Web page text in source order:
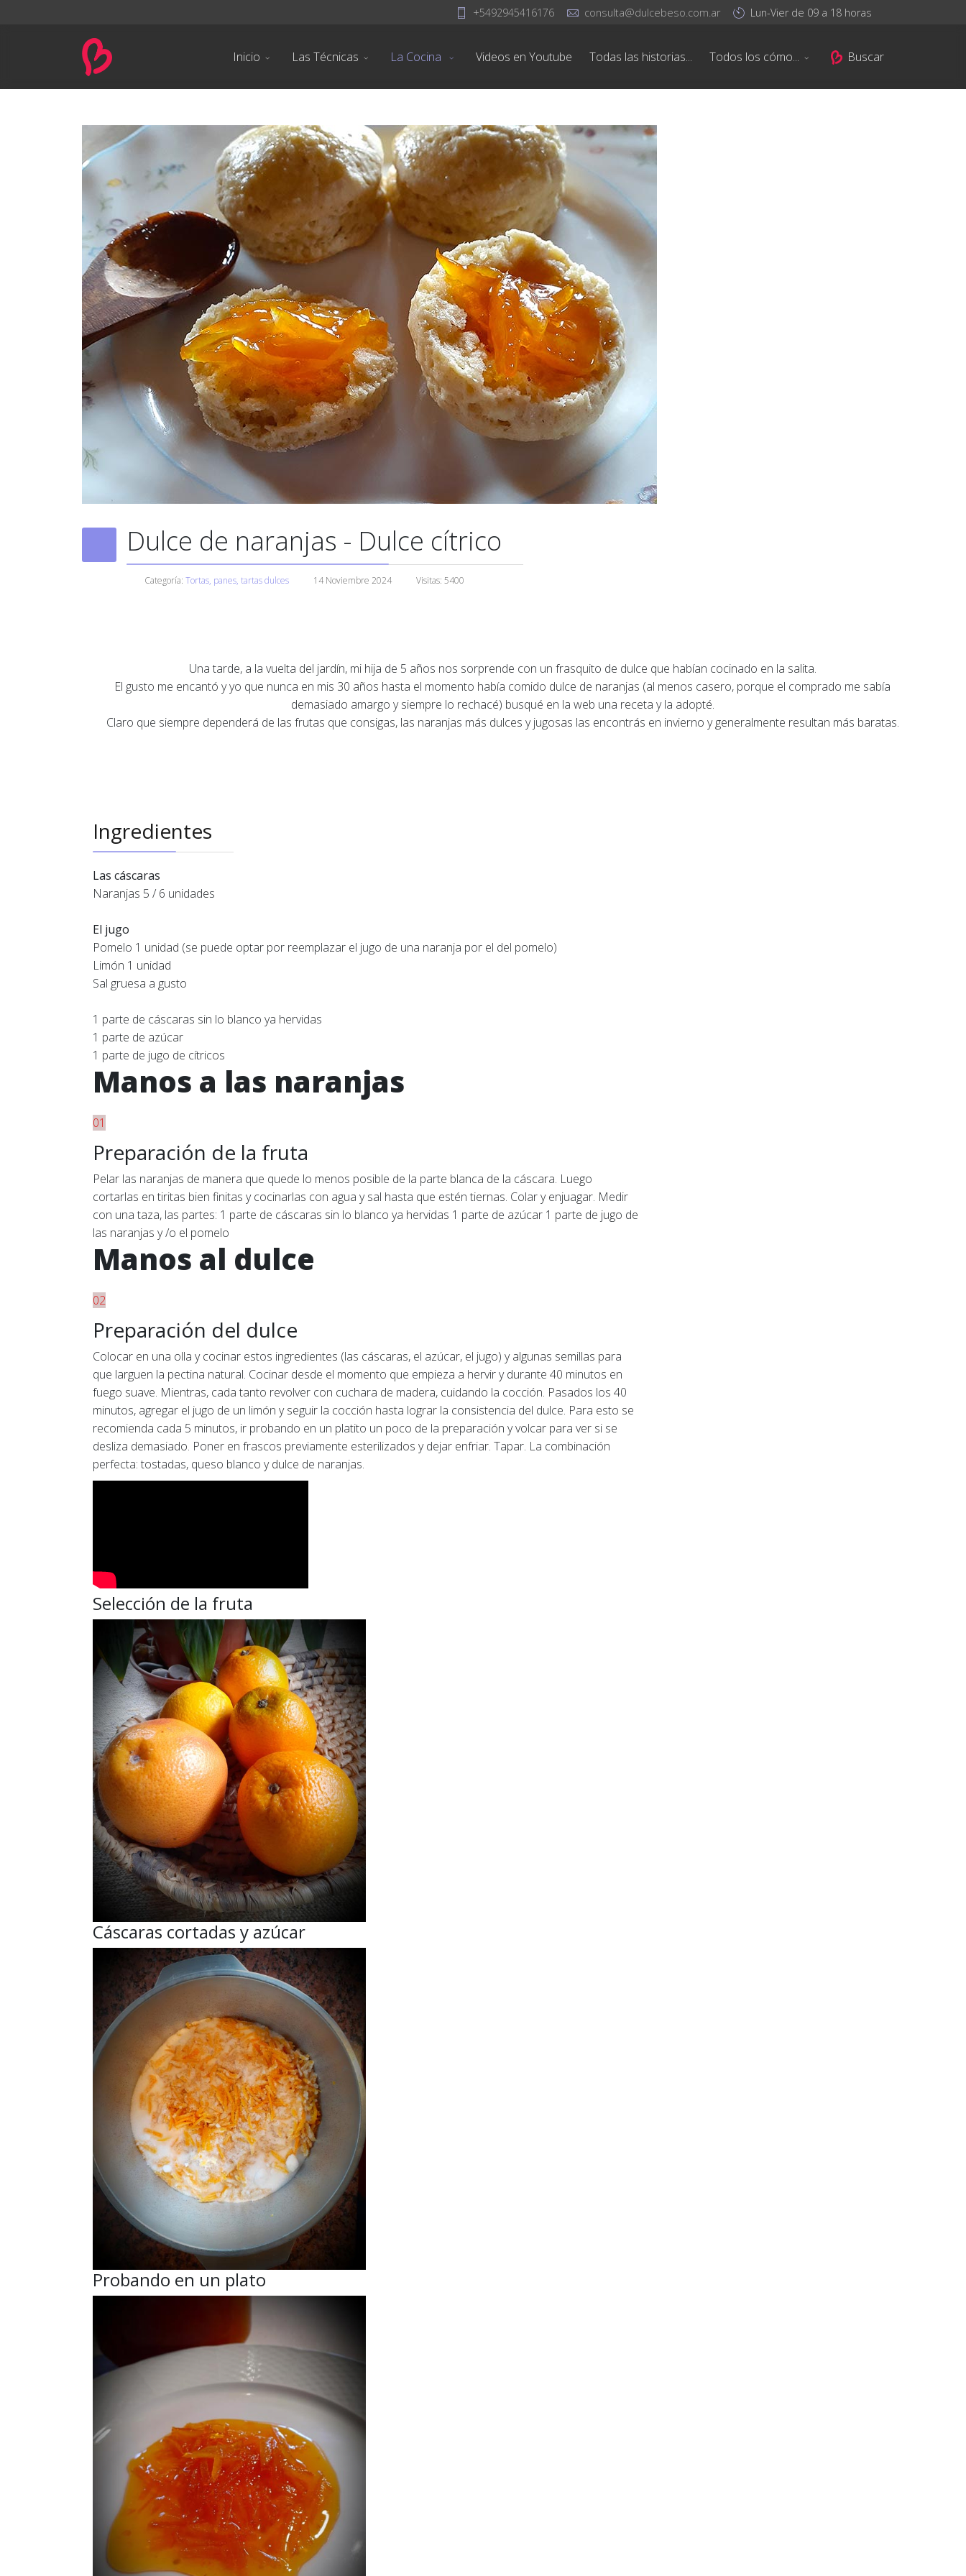
+5492945416176 consulta@dulcebeso.com.ar Lun-Vier de 09 a 18 horas
Inicio Las Técnicas La Cocina Videos en Youtube Todas las historias... Todos los cómo... Buscar
Dulce de naranjas - Dulce cítrico
Categoría: Tortas, panes, tartas dulces 14 Noviembre 2024 Visitas: 5400
Una tarde, a la vuelta del jardín, mi hija de 5 años nos sorprende con un frasquito de dulce que habían cocinado en la salita.
El gusto me encantó y yo que nunca en mis 30 años hasta el momento había comido dulce de naranjas (al menos casero, porque el comprado me sabía
demasiado amargo y siempre lo rechacé) busqué en la web una receta y la adopté.
Claro que siempre dependerá de las frutas que consigas, las naranjas más dulces y jugosas las encontrás en invierno y generalmente resultan más baratas.
Ingredientes
Las cáscaras
Naranjas 5 / 6 unidades
El jugo
Pomelo 1 unidad (se puede optar por reemplazar el jugo de una naranja por el del pomelo)
Limón 1 unidad
Sal gruesa a gusto
1 parte de cáscaras sin lo blanco ya hervidas
1 parte de azúcar
1 parte de jugo de cítricos
Manos a las naranjas
01
Preparación de la fruta
Pelar las naranjas de manera que quede lo menos posible de la parte blanca de la cáscara. Luego
cortarlas en tiritas bien finitas y cocinarlas con agua y sal hasta que estén tiernas. Colar y enjuagar. Medir
con una taza, las partes: 1 parte de cáscaras sin lo blanco ya hervidas 1 parte de azúcar 1 parte de jugo de
las naranjas y /o el pomelo
Manos al dulce
02
Preparación del dulce
Colocar en una olla y cocinar estos ingredientes (las cáscaras, el azúcar, el jugo) y algunas semillas para
que larguen la pectina natural. Cocinar desde el momento que empieza a hervir y durante 40 minutos en
fuego suave. Mientras, cada tanto revolver con cuchara de madera, cuidando la cocción. Pasados los 40
minutos, agregar el jugo de un limón y seguir la cocción hasta lograr la consistencia del dulce. Para esto se
recomienda cada 5 minutos, ir probando en un platito un poco de la preparación y volcar para ver si se
desliza demasiado. Poner en frascos previamente esterilizados y dejar enfriar. Tapar. La combinación
perfecta: tostadas, queso blanco y dulce de naranjas.
Selección de la fruta
Cáscaras cortadas y azúcar
Probando en un plato